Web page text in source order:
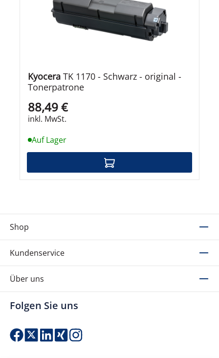
Kyocera
Tonerpatrone
88,49 €
inkl. MwSt.
Auf Lager
Shop
Kundenservice
Über uns
Folgen Sie uns